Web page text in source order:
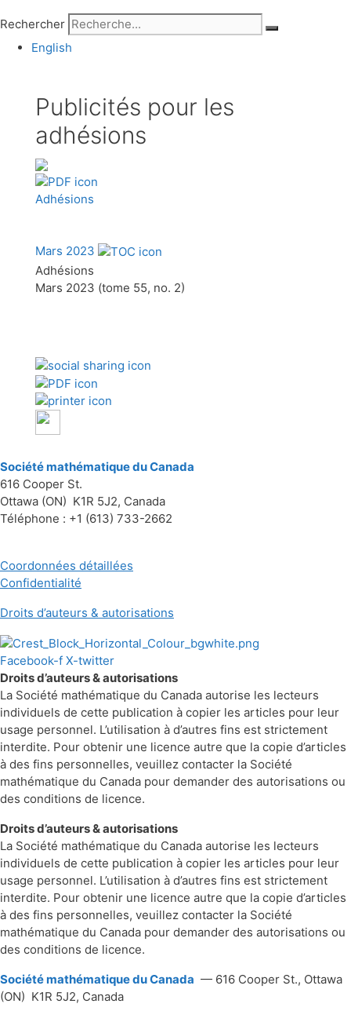
Rechercher
English
Publicités pour les
adhésions
Adhésions
Mars 2023
Adhésions
Mars 2023 (tome 55, no. 2)
Société mathématique du Canada
616 Cooper St.
Ottawa (ON) K1R 5J2, Canada
Téléphone : +1 (613) 733-2662
Coordonnées détaillées
Confidentialité
Droits d’auteurs & autorisations
Facebook-f X-twitter
Droits d’auteurs & autorisations
La Société mathématique du Canada autorise les lecteurs
individuels de cette publication à copier les articles pour leur
usage personnel. L’utilisation à d’autres fins est strictement
interdite. Pour obtenir une licence autre que la copie d’articles
à des fins personnelles, veuillez contacter la Société
mathématique du Canada pour demander des autorisations ou
des conditions de licence.
Droits d’auteurs & autorisations
La Société mathématique du Canada autorise les lecteurs
individuels de cette publication à copier les articles pour leur
usage personnel. L’utilisation à d’autres fins est strictement
interdite. Pour obtenir une licence autre que la copie d’articles
à des fins personnelles, veuillez contacter la Société
mathématique du Canada pour demander des autorisations ou
des conditions de licence.
Société mathématique du Canada — 616 Cooper St., Ottawa
(ON) K1R 5J2, Canada